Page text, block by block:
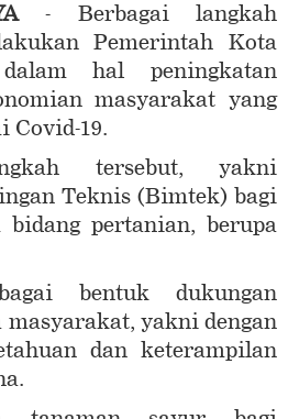
- Berbagai langkah
Pemerintah Kota
hal peningkatan
masyarakat yang
Covid-19.
tersebut, yakni
Teknis (Bimtek) bagi
bidang pertanian, berupa
bentuk dukungan
masyarakat, yakni dengan
dan keterampilan